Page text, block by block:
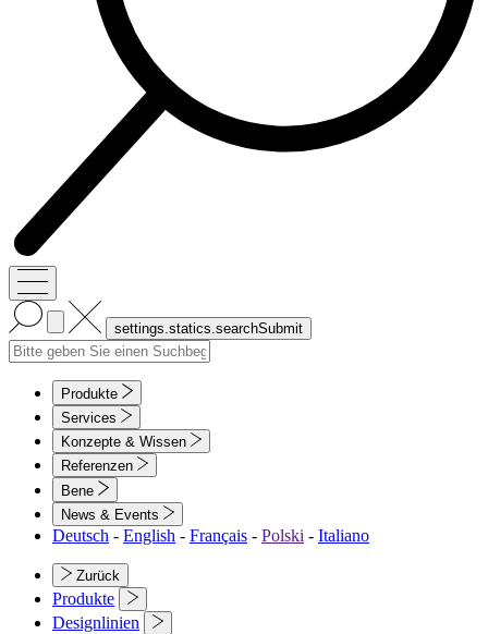
Produkte
Services
Konzepte & Wissen
Referenzen
Bene
News & Events
Deutsch - English - Français - Polski - Italiano
Zurück
Produkte
Designlinien